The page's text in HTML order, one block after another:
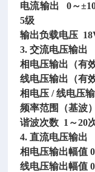
电流输出 0～
5级
输出负载电压
3. 交流电压输出
相电压输出（有
线电压输出（有
相电压 / 线电压
频率范围（基波）
谐波次数 1～20
4. 直流电压输出
相电压输出幅值
线电压输出幅值